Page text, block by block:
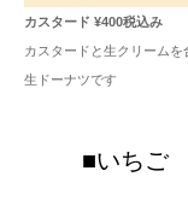
カスタード ¥400税込み
カスタードと生クリーム
生ドーナツです
■いちご